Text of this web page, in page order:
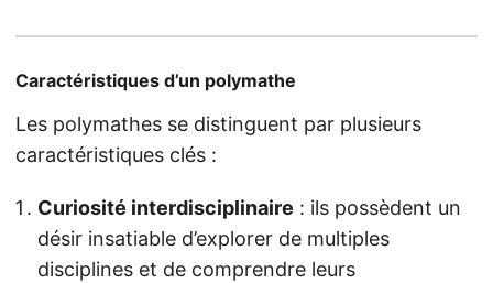
Caractéristiques d’un polymathe
Les polymathes se distinguent par plusieurs
caractéristiques clés :
Curiosité interdisciplinaire : ils possèdent un
désir insatiable d’explorer de multiples
disciplines et de comprendre leurs